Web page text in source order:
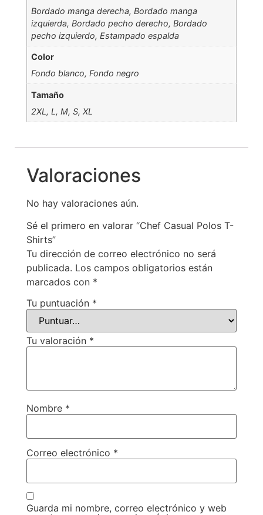
Bordado manga derecha, Bordado manga
izquierda, Bordado pecho derecho, Bordado
pecho izquierdo, Estampado espalda
Color
Fondo blanco, Fondo negro
Tamaño
2XL, L, M, S, XL
Valoraciones
No hay valoraciones aún.
Sé el primero en valorar “Chef Casual Polos T-
Shirts”
Tu dirección de correo electrónico no será
publicada. Los campos obligatorios están
marcados con *
Tu puntuación *
Tu valoración *
Nombre *
Correo electrónico *
Guarda mi nombre, correo electrónico y web